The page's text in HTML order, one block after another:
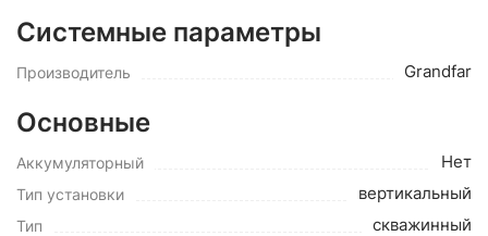
Системные параметры
Производитель Grandfar
Основные
Аккумуляторный Нет
Тип установки вертикальный
Тип скважинный